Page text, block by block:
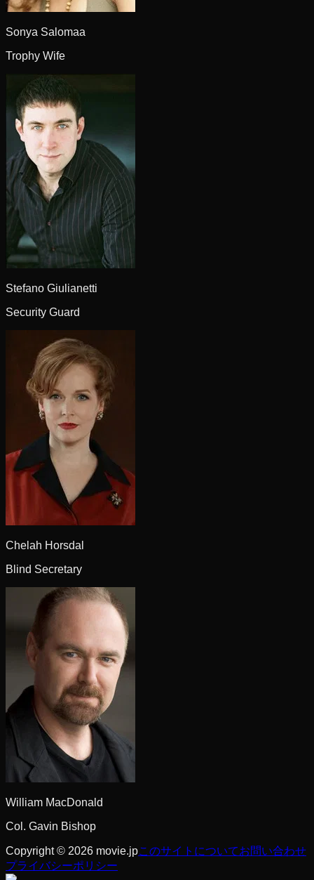
Sonya Salomaa
Trophy Wife
Stefano Giulianetti
Security Guard
Chelah Horsdal
Blind Secretary
William MacDonald
Col. Gavin Bishop
Copyright © 2026 movie.jpこのサイトについてお問い合わせ
プライバシーポリシー